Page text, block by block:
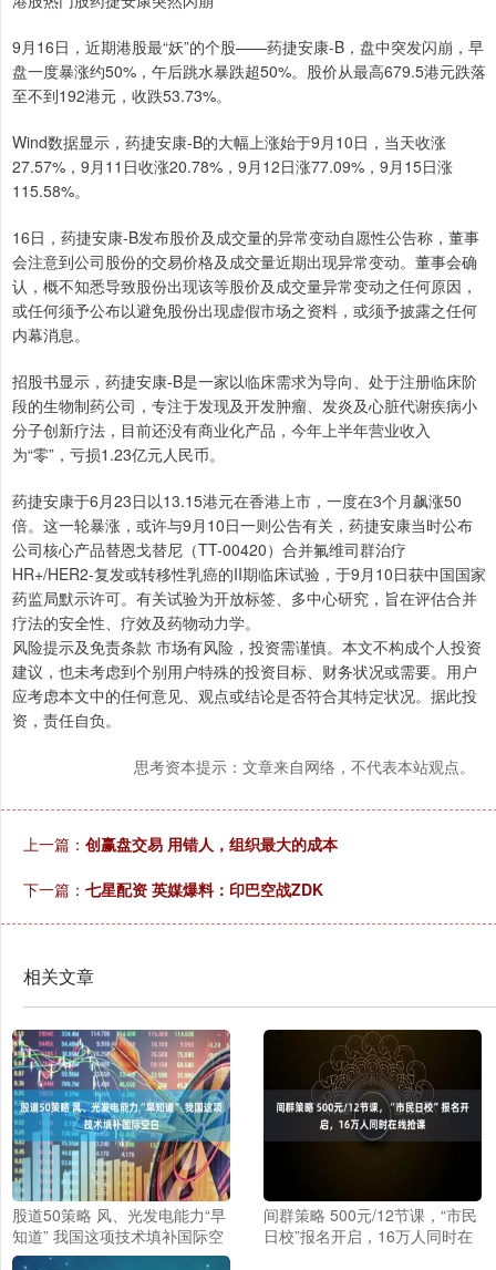
9月16日，近期港股最“妖”的个股——药捷安康-B，盘中突发闪崩，早
盘一度暴涨约50%，午后跳水暴跌超50%。股价从最高679.5港元跌落
至不到192港元，收跌53.73%。
Wind数据显示，药捷安康-B的大幅上涨始于9月10日，当天收涨
27.57%，9月11日收涨20.78%，9月12日涨77.09%，9月15日涨
115.58%。
16日，药捷安康-B发布股价及成交量的异常变动自愿性公告称，董事
会注意到公司股份的交易价格及成交量近期出现异常变动。董事会确
认，概不知悉导致股份出现该等股价及成交量异常变动之任何原因，
或任何须予公布以避免股份出现虚假市场之资料，或须予披露之任何
内幕消息。
招股书显示，药捷安康-B是一家以临床需求为导向、处于注册临床阶
段的生物制药公司，专注于发现及开发肿瘤、发炎及心脏代谢疾病小
分子创新疗法，目前还没有商业化产品，今年上半年营业收入
为“零”，亏损1.23亿元人民币。
药捷安康于6月23日以13.15港元在香港上市，一度在3个月飙涨50
倍。这一轮暴涨，或许与9月10日一则公告有关，药捷安康当时公布
公司核心产品替恩戈替尼（TT-00420）合并氟维司群治疗
HR+/HER2-复发或转移性乳癌的II期临床试验，于9月10日获中国国家
药监局默示许可。有关试验为开放标签、多中心研究，旨在评估合并
疗法的安全性、疗效及药物动力学。
风险提示及免责条款 市场有风险，投资需谨慎。本文不构成个人投资
建议，也未考虑到个别用户特殊的投资目标、财务状况或需要。用户
应考虑本文中的任何意见、观点或结论是否符合其特定状况。据此投
资，责任自负。
思考资本提示：文章来自网络，不代表本站观点。
上一篇： 创赢盘交易 用错人，组织最大的成本
下一篇： 七星配资 英媒爆料：印巴空战ZDK
相关文章
股道50策略 风、光发电能力“早
知道” 我国这项技术填补国际空
白
间群策略 500元/12节课，“市民
日校”报名开启，16万人同时在